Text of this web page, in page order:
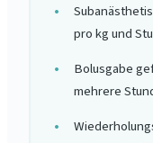
pro kg und
Bolusgabe
mehrere